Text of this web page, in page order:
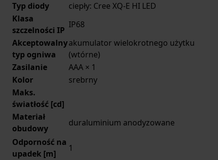
Typ diody
ciepły: Cree XQ-E HI LED
Klasa
szczelności IP
IP68
Akceptowalny
typ ogniwa
akumulator wielokrotnego użytku
(wtórne)
Zasilanie
AAA × 1
Kolor
srebrny
Maks.
światłość [cd]
Materiał
obudowy
duraluminium anodyzowane
Odporność na
upadek [m]
1